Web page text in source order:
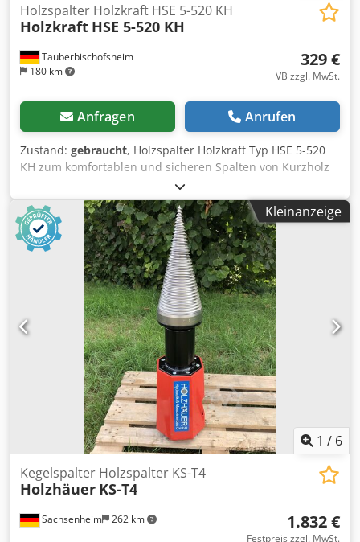
Tauberbischofsheim
180 km
Holzspalter Holzkraft HSE 5-520 KH
Holzkraft HSE 5-520 KH
329 €
VB zzgl. MwSt.
Anfragen Anrufen
Zustand: gebraucht, Holzspalter Holzkraft Typ HSE 5-520
KH zum komfortablen und sicheren Spalten von Kurzholz
für den privaten oder semiprofessionellen Einsatz. Die
kompakte Bauweise und die einfache Bedienung
ermöglichen effizientes Arbeiten auch auf engem Raum.
Ideal für die Brennholzvorbereitung. Djdpfx Acszrx E
Hsteck Technische Daten: - Spaltkraft: 5 Tonnen -
Spaltgutlänge: max. 520 mm - Spaltgutdurchmesser: max.
250 mm - Antrieb: Elektro 230 V - Gewicht: ca. 50 kg
Kleinanzeige
1 / 6
Sachsenheim 262 km
Kegelspalter Holzspalter KS-T4
Holzhäuer KS-T4
1.832 €
Festpreis zzgl. MwSt.